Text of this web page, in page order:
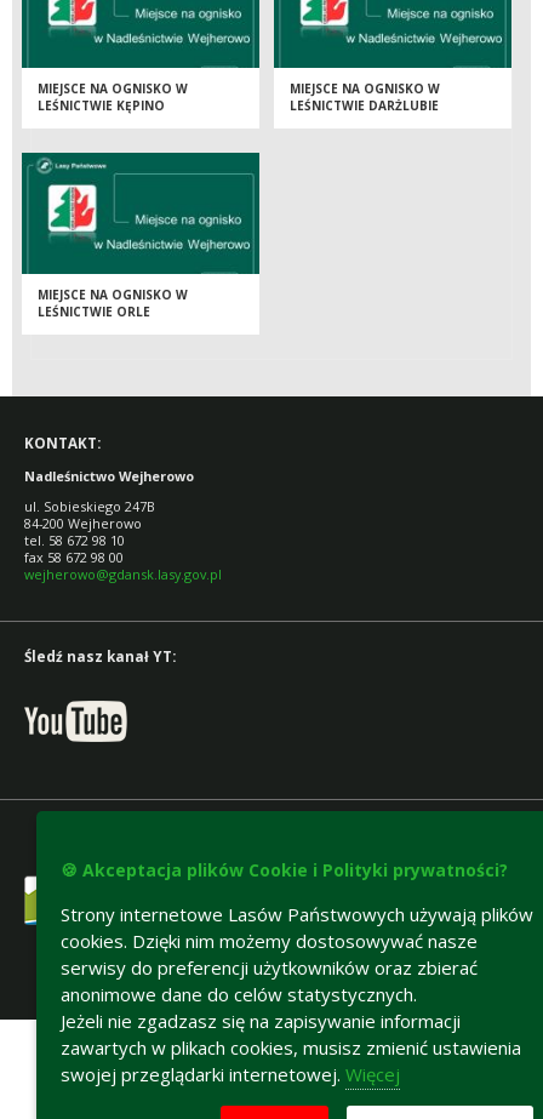
MIEJSCE NA OGNISKO W
LEŚNICTWIE KĘPINO
MIEJSCE NA OGNISKO W
LEŚNICTWIE DARŻLUBIE
MIEJSCE NA OGNISKO W
LEŚNICTWIE ORLE
KONTAKT:
Nadleśnictwo Wejherowo
ul. Sobieskiego 247B
84-200 Wejherowo
tel. 58 672 98 10
fax 58 672 98 00
wejherowo@gdansk.lasy.gov.pl
Śledź nasz kanał YT:
Deklaracja dostępności
🍪 Akceptacja plików Cookie i Polityki prywatności?
Strony internetowe Lasów Państwowych używają plików
cookies. Dzięki nim możemy dostosowywać nasze
serwisy do preferencji użytkowników oraz zbierać
anonimowe dane do celów statystycznych.
Jeżeli nie zgadzasz się na zapisywanie informacji
zawartych w plikach cookies, musisz zmienić ustawienia
swojej przeglądarki internetowej. Więcej